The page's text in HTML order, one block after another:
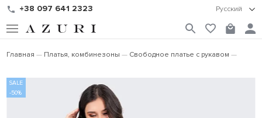
+38 097 641 2323 Русский
Главная Платья, комбинезоны Свободное платье с рукавом